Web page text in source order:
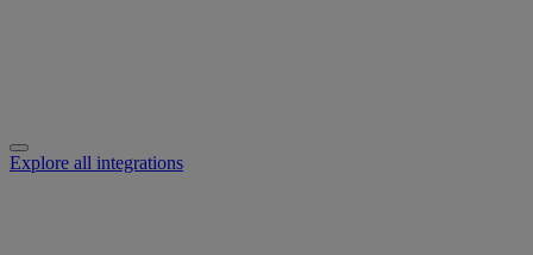
Explore all integrations